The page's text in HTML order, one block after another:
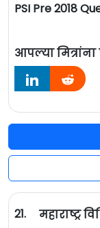
PSI Pre 2018
आपल्या मित्रांना
21.
महाराष्ट्र